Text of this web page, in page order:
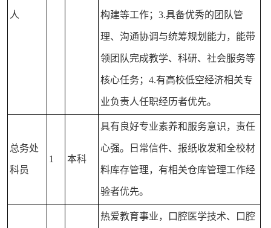
人 构建等工作；3.具备优秀的团队管
理、沟通协调与统筹规划能力，能带
领团队完成教学、科研、社会服务等
核心任务；4.有高校低空经济相关专
业负责人任职经历者优先。
总务处
科员
1 本科
具有良好专业素养和服务意识，责任
心强。日常信件、报纸收发和全校材
料库存管理，有相关仓库管理工作经
验者优先。
热爱教育事业，口腔医学技术、口腔